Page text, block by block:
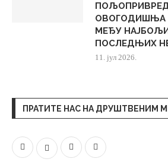
ОВОГОДИШЊА
МЕЂУ
ПОСЛЕДЊИХ
11. јул 2026.
ПРАТИТЕ НАС НА ДРУШТВЕНИМ